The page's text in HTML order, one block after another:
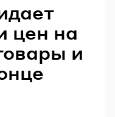
цен на
и